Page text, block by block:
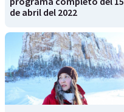
de abril del 2022